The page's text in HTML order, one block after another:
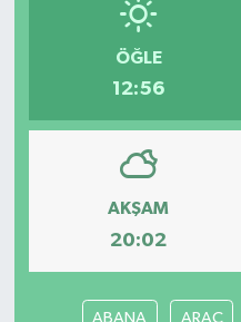
ÖĞLE
12:56
AKŞAM
20:02
ABANA ARAÇ